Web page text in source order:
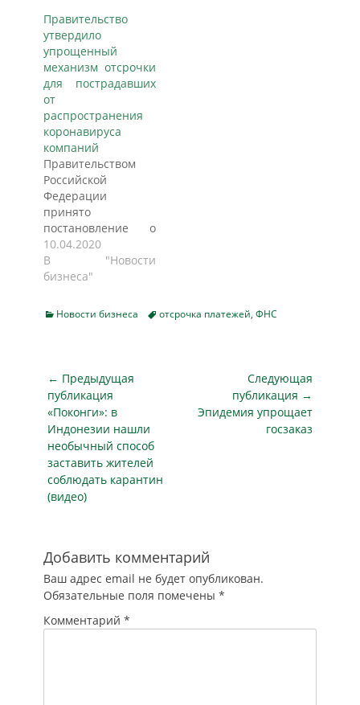
рассрочки и
отсрочки. Новация
касается людей и
организаций,
которые
испытывают
сложности с
уплатой налогов в
установленный
законом срок и
потому рискуют
понести
ответственность
вплоть до
уголовной.
Заморозка срока
давности по
преступлениям
трудности,
рассказали
"Российской
газете"…
Правительство
утвердило
упрощенный
механизм отсрочки
для пострадавших
от
распространения
коронавируса
компаний
Правительством
Российской
Федерации
принято
постановление о
мерах по
обеспечению
устойчивого
экономики. Помимо
налогов и взносов,
разработаны
правила
упрощенного
получения
отсрочки по
налогам, страховым
взносам для
компаний из
распространения
новой
коронавирусной
инфекции
(перечень
определяется
10.04.2020
В "Новости
бизнеса"
Categories
Новости бизнеса Tagsотсрочка платежей, ФНС
Навигация
по
записям
← Предыдущая
публикация
Предыдущая
публикация
«Поконги»: в
Индонезии нашли
необычный способ
заставить жителей
соблюдать карантин
(видео)
Следующая
публикация →
Следующая
Эпидемия упрощает
госзаказ
Добавить комментарий
Ваш адрес email не будет опубликован.
Обязательные поля помечены *
Комментарий *